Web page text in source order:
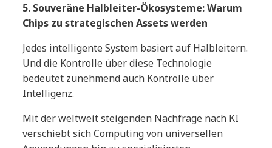
5. Souveräne Halbleiter-Ökosysteme: Warum
Chips zu strategischen Assets werden
Jedes intelligente System basiert auf Halbleitern.
Und die Kontrolle über diese Technologie
bedeutet zunehmend auch Kontrolle über
Intelligenz.
Mit der weltweit steigenden Nachfrage nach KI
verschiebt sich Computing von universellen